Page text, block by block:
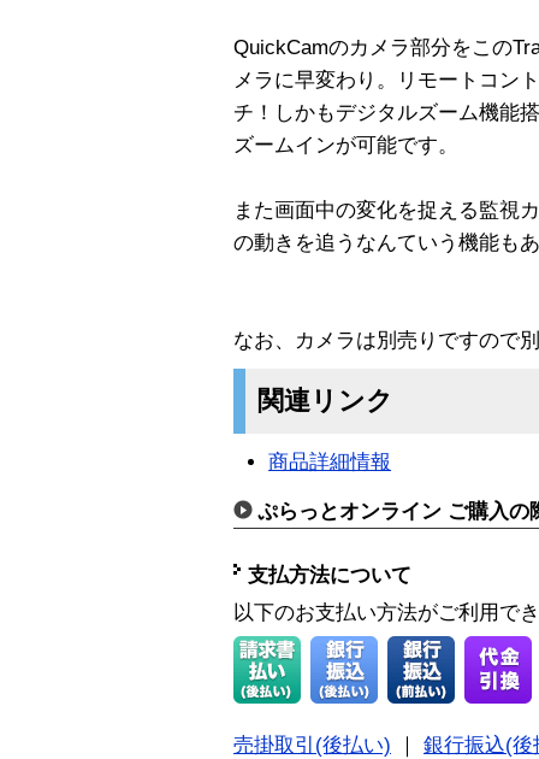
QuickCamのカメラ部分をこの
メラに早変わり。リモートコン
チ！しかもデジタルズーム機能
ズームインが可能です。
また画面中の変化を捉える監視
の動きを追うなんていう機能も
なお、カメラは別売りですので
関連リンク
商品詳細情報
ぷらっとオンライン ご購入の
支払方法について
以下のお支払い方法がご利用で
売掛取引(後払い)
銀行振込(後